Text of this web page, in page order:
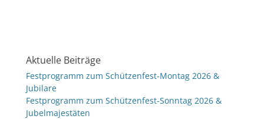
Aktuelle Beiträge
Festprogramm zum Schützenfest-Montag 2026 &
Jubilare
Festprogramm zum Schützenfest-Sonntag 2026 &
Jubelmajestäten